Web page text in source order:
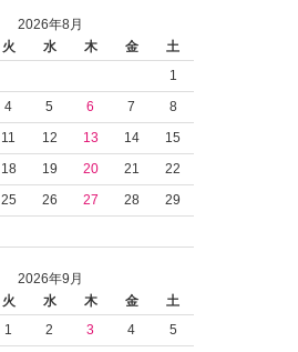
2026年8月
火 水 木 金
土
1
4 5 6 7
8
11 12 13 14
15
18 19 20 21
22
25 26 27 28
29
2026年9月
火 水 木 金
土
1
2 3 4
5